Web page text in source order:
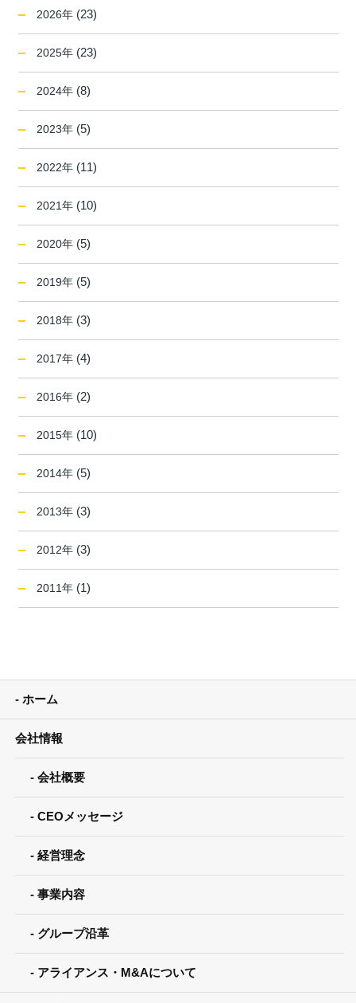
2026年 (23)
2025年 (23)
2024年 (8)
2023年 (5)
2022年 (11)
2021年 (10)
2020年 (5)
2019年 (5)
2018年 (3)
2017年 (4)
2016年 (2)
2015年 (10)
2014年 (5)
2013年 (3)
2012年 (3)
2011年 (1)
ホーム
会社情報
会社概要
CEOメッセージ
経営理念
事業内容
グループ沿革
アライアンス・M&Aについて